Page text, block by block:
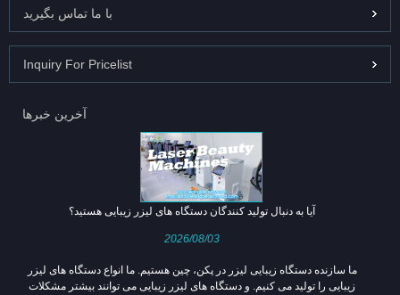
با ما تماس بگیرید
Inquiry For Pricelist
آخرین خبرها
آیا به دنبال تولید کنندگان دستگاه های لیزر زیبایی هستید؟
2026/08/03
ما سازنده دستگاه زیبایی لیزر در پکن، چین هستیم. ما انواع دستگاه های لیزر
زیبایی را تولید می کنیم. و دستگاه های لیزر زیبایی می توانند بیشتر مشکلات